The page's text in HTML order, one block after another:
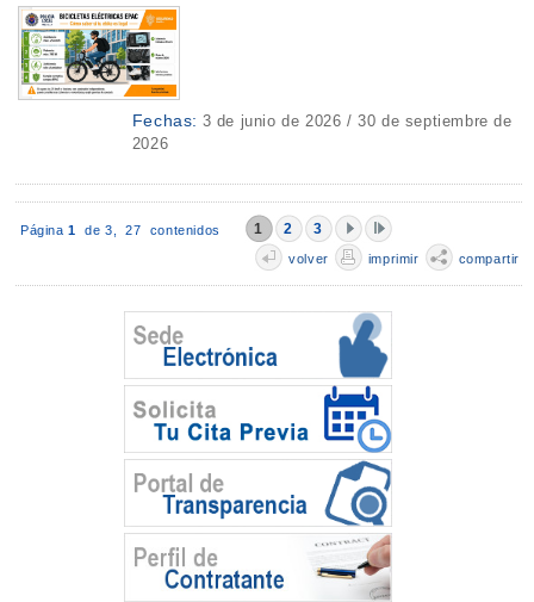
Fechas: 3 de junio de 2026 / 30 de septiembre de
2026
Página 1 de 3,27 contenidos 1 2 3
volver imprimir compartir